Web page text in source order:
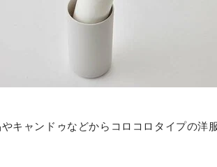
キャンドゥなどからコロコロタイプの洋